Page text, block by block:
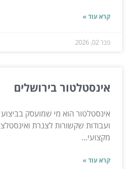
קרא עוד »
פבר 02, 2026
אינסטלטור בירושלים
אינסטלטור הוא מי שמועסק בביצוע
ועבודות שקשורות לצנרת
מקצועי...
קרא עוד »